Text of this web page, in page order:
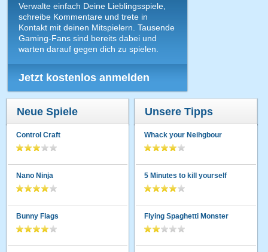
Verwalte einfach Deine Lieblingsspiele,
schreibe Kommentare und trete in
Kontakt mit deinen Mitspielern. Tausende
Gaming-Fans sind bereits dabei und
warten darauf gegen dich zu spielen.
Jetzt kostenlos anmelden
Neue Spiele
Control Craft
Nano Ninja
Bunny Flags
Unsere Tipps
Whack your Neihgbour
5 Minutes to kill yourself
Flying Spaghetti Monster